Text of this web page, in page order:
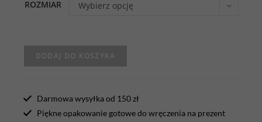
ROZMIAR Wybierz opcję
DODAJ DO KOSZYKA
Darmowa wysyłka od 150 zł
Piękne opakowanie gotowe do wręczenia na prezent